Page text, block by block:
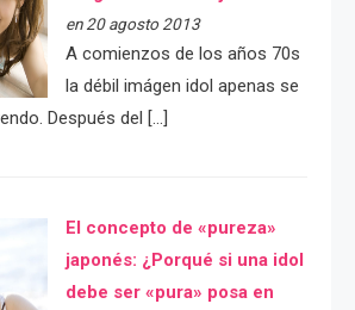
en 20 agosto 2013
A comienzos de los años 70s
la débil imágen idol apenas se
Después del […]
El concepto de «pureza»
japonés: ¿Porqué si una idol
debe ser «pura» posa en